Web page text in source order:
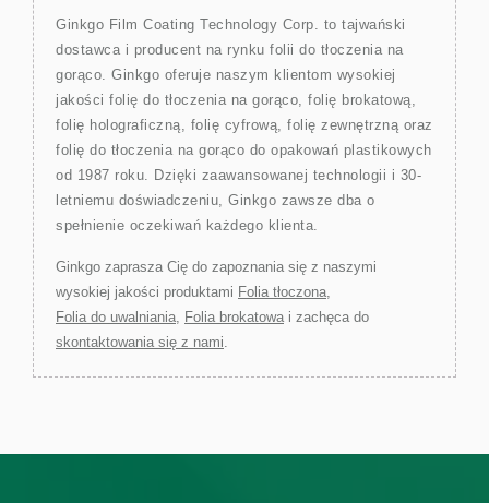
Ginkgo Film Coating Technology Corp. to tajwański
dostawca i producent na rynku folii do tłoczenia na
gorąco. Ginkgo oferuje naszym klientom wysokiej
jakości folię do tłoczenia na gorąco, folię brokatową,
folię holograficzną, folię cyfrową, folię zewnętrzną oraz
folię do tłoczenia na gorąco do opakowań plastikowych
od 1987 roku. Dzięki zaawansowanej technologii i 30-
letniemu doświadczeniu, Ginkgo zawsze dba o
spełnienie oczekiwań każdego klienta.
Ginkgo zaprasza Cię do zapoznania się z naszymi
wysokiej jakości produktami Folia tłoczona,
Folia do uwalniania, Folia brokatowa i zachęca do
skontaktowania się z nami.